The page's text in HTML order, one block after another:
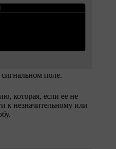
поле.
которая, если ее не
к незначительному или